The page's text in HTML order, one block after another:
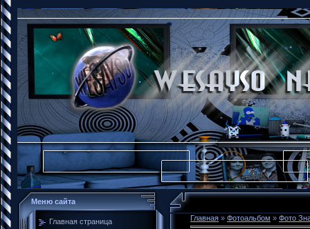
Меню сайта
Главная страница
Главная » Фотоальбом » Фото